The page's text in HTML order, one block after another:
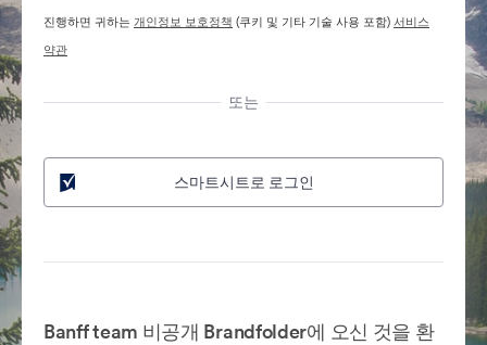
진행하면 귀하는개인정보 보호정책 (쿠키 및 기타 기술 사용 포함)서비스
약관
또는
스마트시트로 로그인
Banff team 비공개 Brandfolder에 오신 것을 환